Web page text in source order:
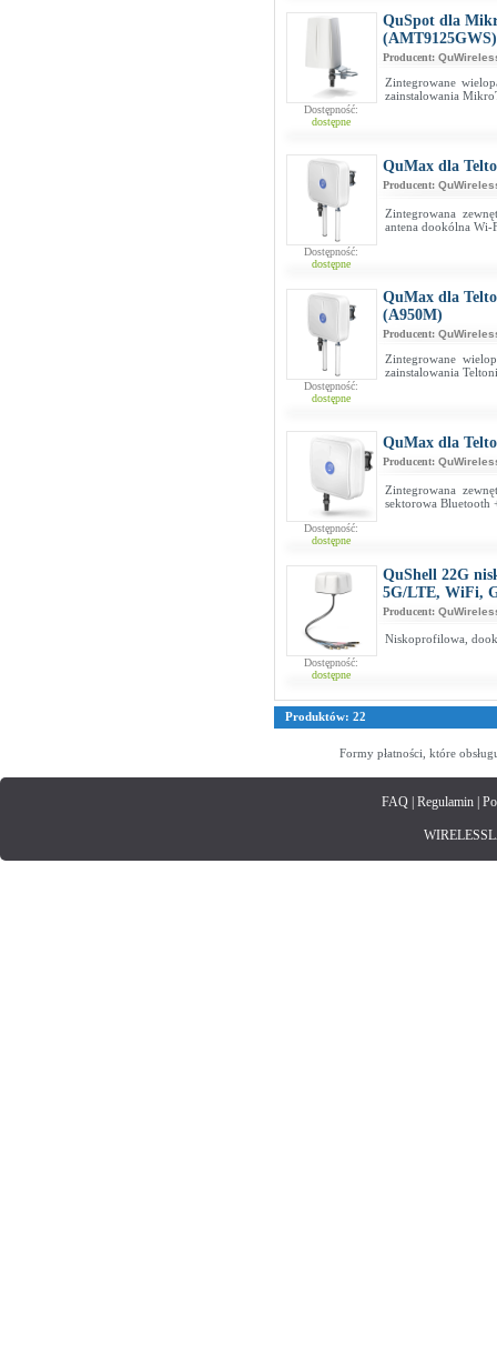
Dostępność:
dostępne
QuSpot dla
(AMT9125GWS)
Producent:
Zintegrowane
zainstalowania
Dostępność:
dostępne
QuMax dla
Producent:
Zintegrowana
antena dookólna Wi-
Dostępność:
dostępne
QuMax dla
(A950M)
Producent:
Zintegrowane
zainstalowania
Dostępność:
dostępne
QuMax dla
Producent:
Zintegrowana
sektorowa Bluetooth
Dostępność:
dostępne
QuShell 22G
5G/LTE, WiFi,
Producent:
Niskoprofilowa,
Produktów: 22
Formy płatności, które
FAQ| Regulamin|